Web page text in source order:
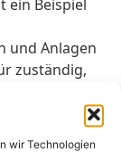
wir Technologien
ein Beispiel
und Anlagen
zuständig,
mit